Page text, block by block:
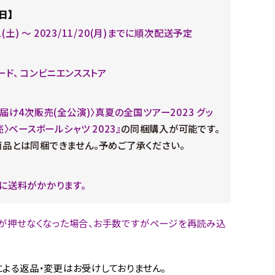
】
) ～ 2023/11/20(月)までに順次配送予定
ド、 コンビニエンスストア
届け4次販売(全公演)〉真夏の全国ツアー2023 グッ
〉ベースボールシャツ 2023』の同梱購入が可能です。
とは同梱できません。予めご了承ください。
送料がかかります。
押せなくなった場合、お手数ですがページを再読み込
返品・変更はお受けしておりません。